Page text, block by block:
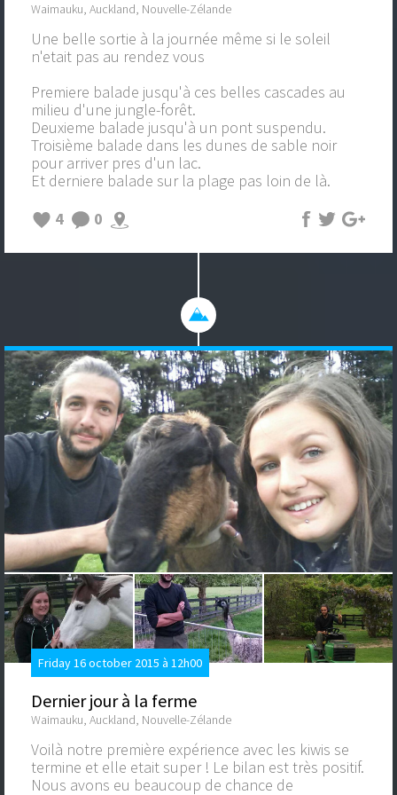
Waimauku, Auckland, Nouvelle-Zélande
Une belle sortie à la journée même si le soleil
n'etait pas au rendez vous
Premiere balade jusqu'à ces belles cascades au
milieu d'une jungle-forêt.
Deuxieme balade jusqu'à un pont suspendu.
Troisième balade dans les dunes de sable noir
pour arriver pres d'un lac.
Et derniere balade sur la plage pas loin de là.
4
0
Friday 16 october 2015 à 12h00
Dernier jour à la ferme
Waimauku, Auckland, Nouvelle-Zélande
Voilà notre première expérience avec les kiwis se
termine et elle etait super ! Le bilan est très positif.
Nous avons eu beaucoup de chance de